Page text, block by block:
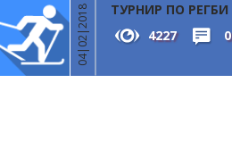
04|02|2018
ТУРНИР ПО РЕГБИ
4227
0